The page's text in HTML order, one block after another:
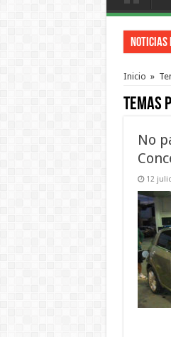
Noticias
Inicio »
Temas
No
12